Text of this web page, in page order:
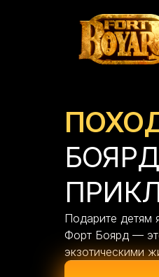
Подарите детям
Форт Боярд —
экзотическими